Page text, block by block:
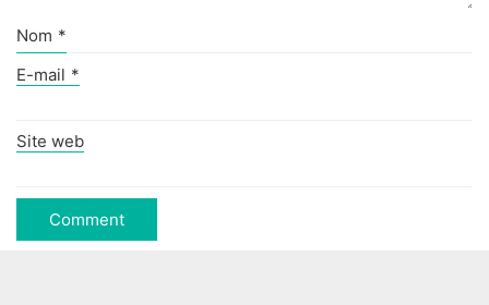
Nom *
E-mail *
Site web